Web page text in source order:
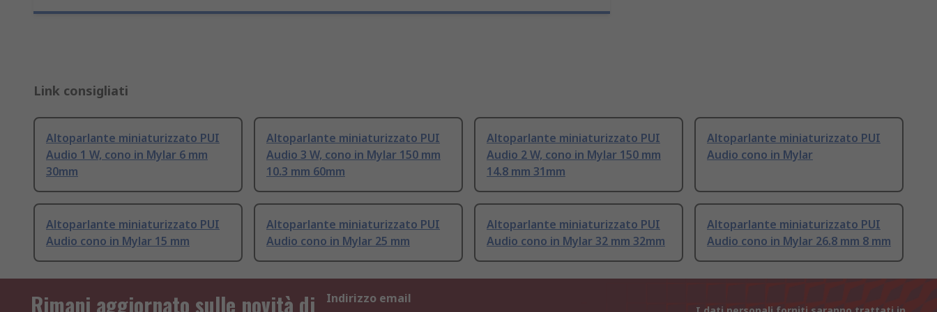
Link consigliati
Altoparlante miniaturizzato PUI
Audio 1 W, cono in Mylar 6 mm
30mm
Altoparlante miniaturizzato PUI
Audio 3 W, cono in Mylar 150 mm
10.3 mm 60mm
Altoparlante miniaturizzato PUI
Audio 2 W, cono in Mylar 150 mm
14.8 mm 31mm
Altoparlante miniaturizzato PUI
Audio cono in Mylar
Altoparlante miniaturizzato PUI
Audio cono in Mylar 15 mm
Altoparlante miniaturizzato PUI
Audio cono in Mylar 25 mm
Altoparlante miniaturizzato PUI
Audio cono in Mylar 32 mm 32mm
Altoparlante miniaturizzato PUI
Audio cono in Mylar 26.8 mm 8 mm
Rimani aggiornato sulle novità di Indirizzo email